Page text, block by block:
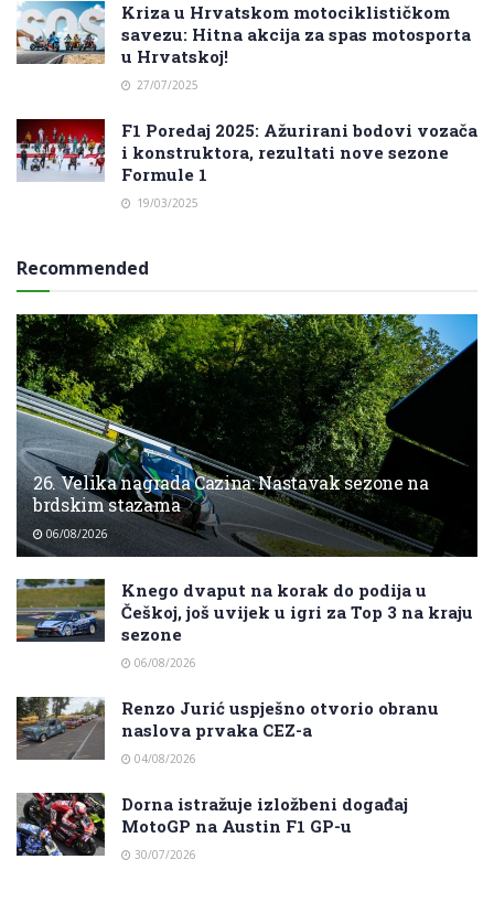
Kriza u Hrvatskom motociklističkom
savezu: Hitna akcija za spas motosporta
u Hrvatskoj!
27/07/2025
F1 Poredaj 2025: Ažurirani bodovi vozača
i konstruktora, rezultati nove sezone
Formule 1
19/03/2025
Recommended
26. Velika nagrada Cazina: Nastavak sezone na
brdskim stazama
06/08/2026
Knego dvaput na korak do podija u
Češkoj, još uvijek u igri za Top 3 na kraju
sezone
06/08/2026
Renzo Jurić uspješno otvorio obranu
naslova prvaka CEZ-a
04/08/2026
Dorna istražuje izložbeni događaj
MotoGP na Austin F1 GP-u
30/07/2026